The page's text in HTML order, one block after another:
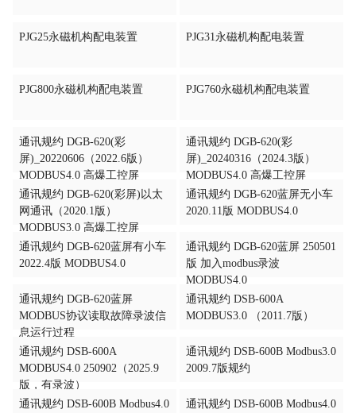
PJG25永磁机构配电装置 PJG31永磁机构配电装置
PJG800永磁机构配电装置 PJG760永磁机构配电装置
通讯规约 DGB-620(彩
屏)_20220606（2022.6版）
MODBUS4.0 高爆工控屏
通讯规约 DGB-620(彩
屏)_20240316（2024.3版）
MODBUS4.0 高爆工控屏
通讯规约 DGB-620(彩屏)以太
网通讯（2020.1版）
MODBUS3.0 高爆工控屏
通讯规约 DGB-620蓝屏无小车
2020.11版 MODBUS4.0
通讯规约 DGB-620蓝屏有小车
2022.4版 MODBUS4.0
通讯规约 DGB-620蓝屏 250501
版 加入modbus录波
MODBUS4.0
通讯规约 DGB-620蓝屏
MODBUS协议读取故障录波信
息运行过程
通讯规约 DSB-600A
MODBUS3.0 （2011.7版）
通讯规约 DSB-600A
MODBUS4.0 250902（2025.9
版，有录波）
通讯规约 DSB-600B Modbus3.0
2009.7版规约
通讯规约 DSB-600B Modbus4.0
通讯规约 DSB-600B Modbus4.0